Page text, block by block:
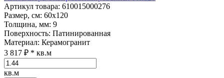
Артикул товара: 610015000276
Размер, см: 60x120
Толщина, мм: 9
Поверхность: Патинированная
Материал: Керамогранит
3 817 ₽ * кв.м
кв.м